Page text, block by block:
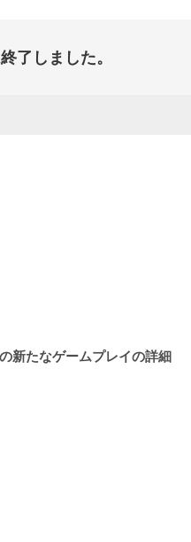
了しました。
新たなゲームプレイの詳細